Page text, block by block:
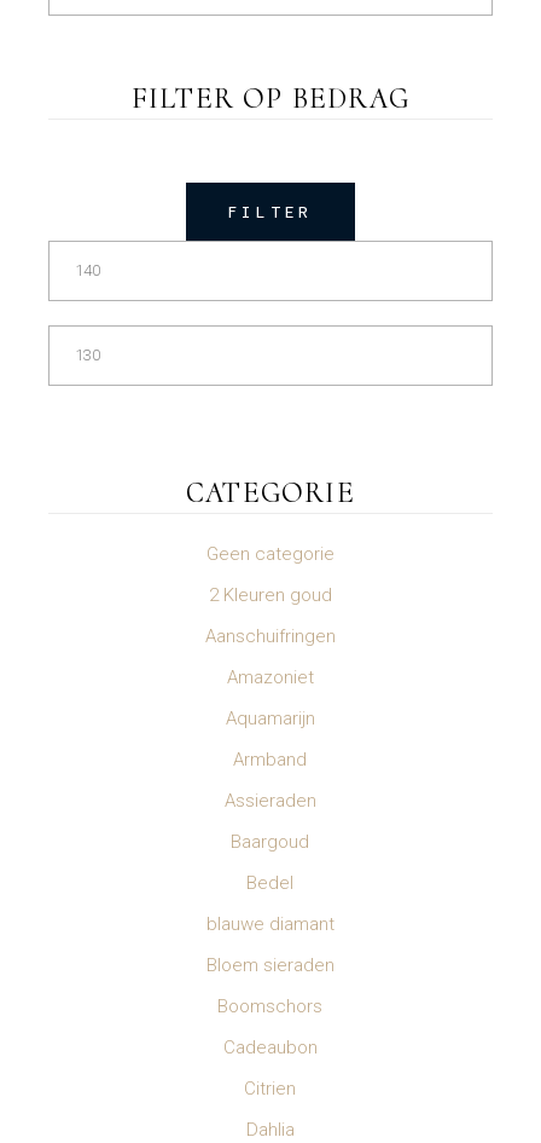
FILTER OP BEDRAG
FILTER
CATEGORIE
Geen categorie
2 Kleuren goud
Aanschuifringen
Amazoniet
Aquamarijn
Armband
Assieraden
Baargoud
Bedel
blauwe diamant
Bloem sieraden
Boomschors
Cadeaubon
Citrien
Dahlia